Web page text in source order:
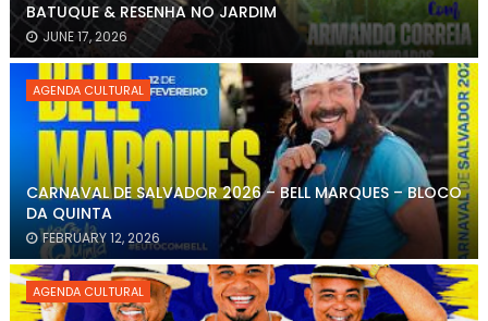
BATUQUE & RESENHA NO JARDIM
JUNE 17, 2026
AGENDA CULTURAL
CARNAVAL DE SALVADOR 2026 – BELL MARQUES – BLOCO
DA QUINTA
FEBRUARY 12, 2026
AGENDA CULTURAL